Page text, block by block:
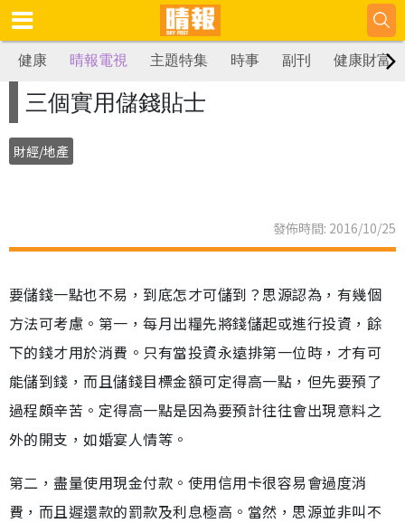
健康 晴報電視 主題特集 時事 副刊 健康財富
三個實用儲錢貼士
財經/地產
發佈時間: 2016/10/25
要儲錢一點也不易，到底怎才可儲到？思源認為，有幾個
方法可考慮。第一，每月出糧先將錢儲起或進行投資，餘
下的錢才用於消費。只有當投資永遠排第一位時，才有可
能儲到錢，而且儲錢目標金額可定得高一點，但先要預了
過程頗辛苦。定得高一點是因為要預計往往會出現意料之
外的開支，如婚宴人情等。
第二，盡量使用現金付款。使用信用卡很容易會過度消
費，而且遲還款的罰款及利息極高。當然，思源並非叫不